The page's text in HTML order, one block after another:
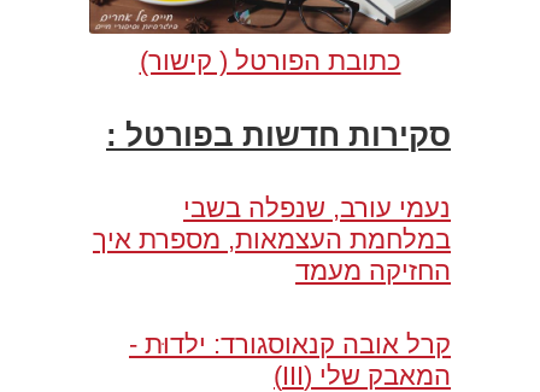
כתובת הפורטל ( קישור)
סקירות חדשות בפורטל :
נעמי עורב, שנפלה בשבי
במלחמת העצמאות, מספרת איך
החזיקה מעמד
קרל אובה קנאוסגורד: ילדוּת -
המאבק שלי (III)